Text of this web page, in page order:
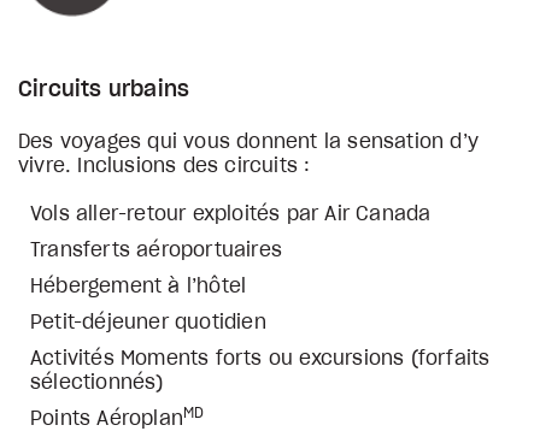
Circuits urbains
Des voyages qui vous donnent la sensation d’y
vivre. Inclusions des circuits :
Vols aller-retour exploités par Air Canada
Transferts aéroportuaires
Hébergement à l’hôtel
Petit-déjeuner quotidien
Activités Moments forts ou excursions (forfaits
sélectionnés)
Points Aéroplan MD